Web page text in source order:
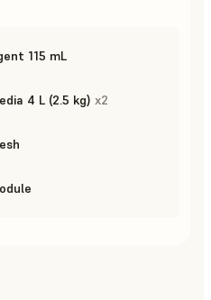
115 mL
4 L (2.5 kg) x2